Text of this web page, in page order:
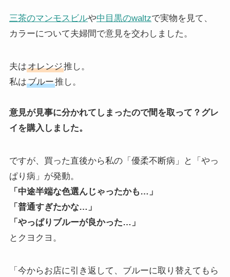
三茶のマンモスビルや中目黒のwaltzで実物を見て、
カラーについて夫婦間で意見を交わしました。
夫はオレンジ推し。
私はブルー推し。
意見が見事に分かれてしまったので間を取って？グレ
イを購入しました。
ですが、買った直後から私の「優柔不断病」と「やっ
ぱり病」が発動。
「中途半端な色選んじゃったかも…」
「普通すぎたかな…」
「やっぱりブルーが良かった…」
とクヨクヨ。
「今からお店に引き返して、ブルーに取り替えてもら